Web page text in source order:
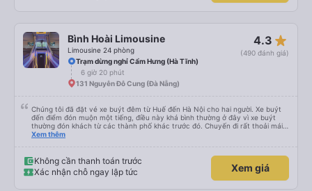
Bình Hoài Limousine
Limousine 24 phòng
4.3 star_rate
(490 đánh giá)
Trạm dừng nghỉ Cẩm Hưng (Hà Tĩnh)
6 giờ 20 phút
131 Nguyễn Đỗ Cung (Đà Nẵng)
Chúng tôi đã đặt vé xe buýt đêm từ Huế đến Hà Nội cho hai người. Xe buýt
đến điểm đón muộn một tiếng, điều này khá bình thường ở đây vì xe buýt
thường đón khách từ các thành phố khác trước đó. Chuyến đi rất thoải mái,
ghế nằm êm ái, và ngay cả người cao 1,80 m như tôi vẫn ngủ ngon. Sau khi
rắc rối như vậy, nhưng thật tốt khi thấy công ty xe buýt quan tâm đến
khách hàng của mình. Chúng tôi chắc chắn sẽ đi xe của họ lần nữa.
Xem thêm
Không cần thanh toán trước
Xác nhận chỗ ngay lập tức
Xem giá